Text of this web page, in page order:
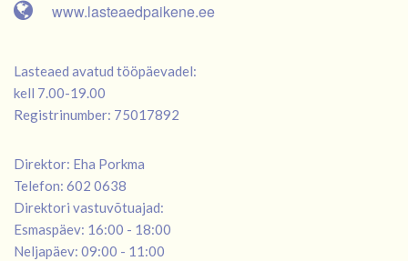
www.lasteaedpaikene.ee
Lasteaed avatud tööpäevadel:
kell 7.00-19.00
Registrinumber: 75017892
Direktor: Eha Porkma
Telefon: 602 0638
Direktori vastuvõtuajad:
Esmaspäev: 16:00 - 18:00
Neljapäev: 09:00 - 11:00